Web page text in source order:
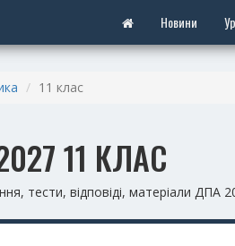
Новини
11 клас
11 КЛАС
тести, відповіді, матеріали ДПА